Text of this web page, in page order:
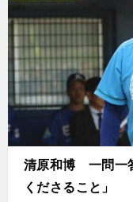
清原和博 一問一
くださること」